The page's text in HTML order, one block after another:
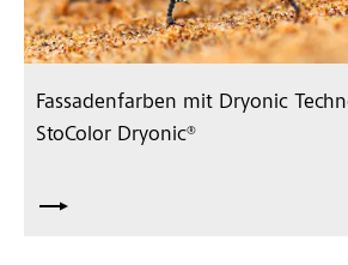
Fassadenfarben mit Dryonic
StoColor Dryonic®